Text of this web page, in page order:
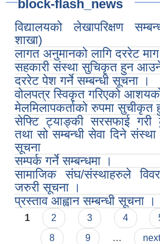
block-flash_news
विद्यालयको लेखापरिक्षण
शाखा)
लागत अनुमानको लागि दररेट माग
सहकारी संस्था सुचिकृत हुन
दररेट पेश गर्ने सम्बन्धी सूचना ।
वोलपत्र स्विकृत गरिएको
मेलमिलापकर्ताको रुपमा सुचीकृत
सेफ्टि ट्याङ्की सरसफाई गरी
तथा सो सम्बन्धी सेवा दिने
सूचना
सम्पर्क गर्ने सम्बन्धमा ।
सामाजिक संघ/संस्थाहरुले
जरुरी सूचना ।
प्रस्ताव आह्वान सम्बन्धी सूचना ।
Pages
1 2 3 4
8
9 …